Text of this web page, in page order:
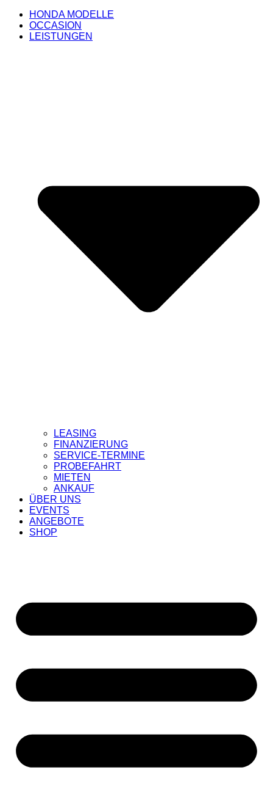
HONDA MODELLE
OCCASION
LEISTUNGEN
LEASING
FINANZIERUNG
SERVICE-TERMINE
PROBEFAHRT
MIETEN
ANKAUF
ÜBER UNS
EVENTS
ANGEBOTE
SHOP